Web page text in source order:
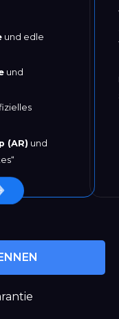
und edle
und
(AR) und